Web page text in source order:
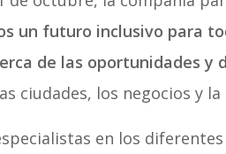
un futuro inclusivo para
de las oportunidades y
ciudades, los negocios y
en los